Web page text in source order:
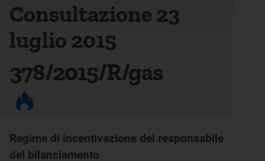
Consultazione 23
luglio 2015
378/2015/R/gas
Regime di incentivazione del responsabile
del bilanciamento